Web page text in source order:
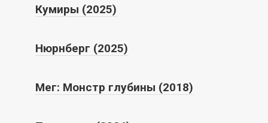
Кумиры (2025)
Нюрнберг (2025)
Мег: Монстр глубины (2018)